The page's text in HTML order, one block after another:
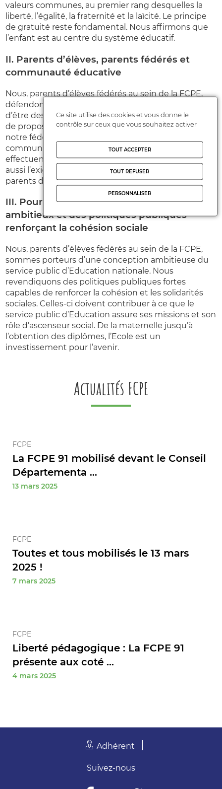
valeurs communes, au premier rang desquelles la
liberté, l’égalité, la fraternité et la laïcité. Le principe
de gratuité reste fondamental. Nous affirmons que
l’enfant est au centre du système éducatif.
II. Parents d’élèves, parents fédérés et
communauté éducative
Nous, parents d’élèves fédérés au sein de la FCPE,
défendons de fortes convictions dans notre volonté
d’être des parents d’élèves actifs, dans notre volonté
de proposer aux parents de se regrouper au sein de
notre fédération, et dans notre conception de la
communauté éducative dans laquelle nos enfants
effectuent leur parcours scolaire. Nous défendons
aussi l’exigence du respect individuel et collectif des
parents d’élèves.
III. Pour un service public d’éducation
ambitieux et des politiques publiques
renforçant la cohésion sociale
Nous, parents d’élèves fédérés au sein de la FCPE,
sommes porteurs d’une conception ambitieuse du
service public d’Education nationale. Nous
revendiquons des politiques publiques fortes
capables de renforcer la cohésion et les solidarités
sociales. Celles-ci doivent contribuer à ce que le
service public d’Education assure ses missions et son
rôle d’ascenseur social. De la maternelle jusqu’à
l’obtention des diplômes, l’Ecole est un
investissement pour l’avenir.
Actualités FCPE
FCPE
La FCPE 91 mobilisé devant le Conseil
Départementa ...
13 mars 2025
FCPE
Toutes et tous mobilisés le 13 mars
2025 !
7 mars 2025
FCPE
Liberté pédagogique : La FCPE 91
présente aux coté ...
4 mars 2025
Adhérent
Suivez-nous
Ce site utilise des cookies et vous donne le
contrôle sur ceux que vous souhaitez activer
TOUT ACCEPTER
TOUT REFUSER
PERSONNALISER